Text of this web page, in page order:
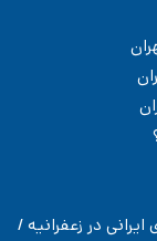
در زعفرانیه /